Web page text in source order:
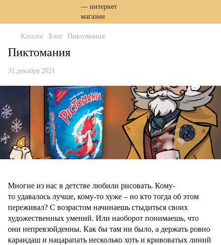
Каталог Блог Пиктомания
Пиктомания
31 декабря 2021
Многие из нас в детстве любили рисовать. Кому-
то удавалось лучше, кому-то хуже – но кто тогда об этом
переживал? С возрастом начинаешь стыдиться своих
художественных умений. Или наоборот понимаешь, что
они непревзойденны. Как бы там ни было, а держать ровно
карандаш и нацарапать несколько хоть и кривоватых линий